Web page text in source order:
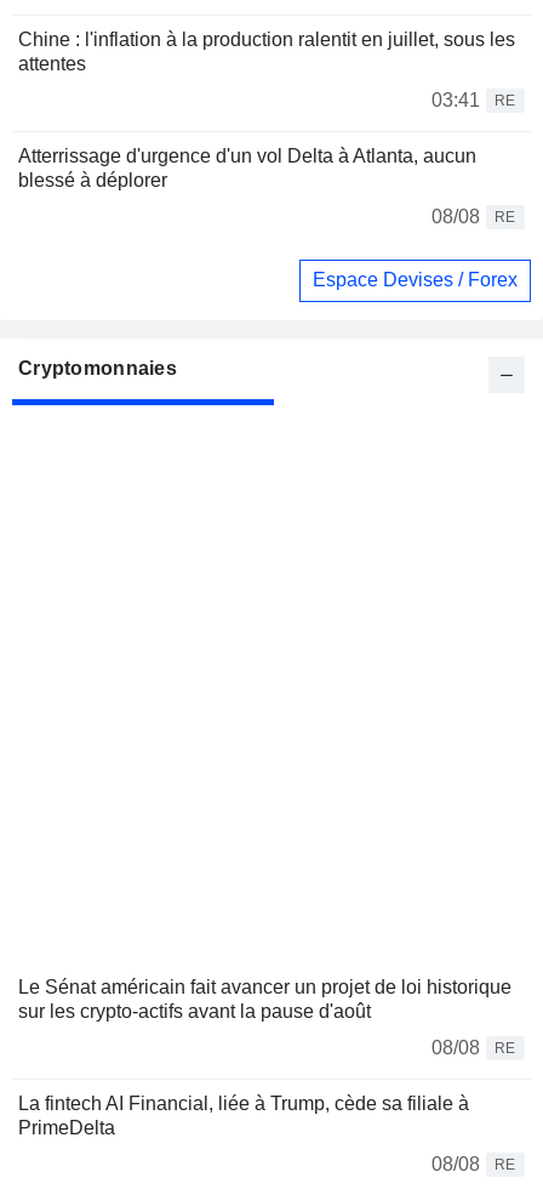
Chine : l'inflation à la production ralentit en juillet, sous les
attentes
03:41
RE
Atterrissage d'urgence d'un vol Delta à Atlanta, aucun
blessé à déplorer
08/08
RE
Espace Devises / Forex
Cryptomonnaies
Le Sénat américain fait avancer un projet de loi historique
sur les crypto-actifs avant la pause d'août
08/08
RE
La fintech AI Financial, liée à Trump, cède sa filiale à
PrimeDelta
08/08
RE